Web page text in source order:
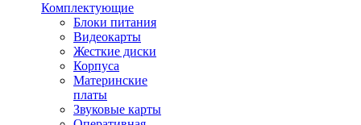
Комплектующие
Блоки питания
Видеокарты
Жесткие диски
Корпуса
Материнские
платы
Звуковые карты